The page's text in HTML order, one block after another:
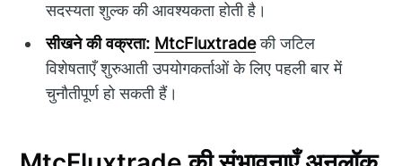
सदस्यता शुल्क की आवश्यकता होती है।
सीखने की वक्रता: MtcFluxtradeकी जटिल
विशेषताएँ शुरुआती उपयोगकर्ताओं के लिए पहली बार में
चुनौतीपूर्ण हो सकती हैं।